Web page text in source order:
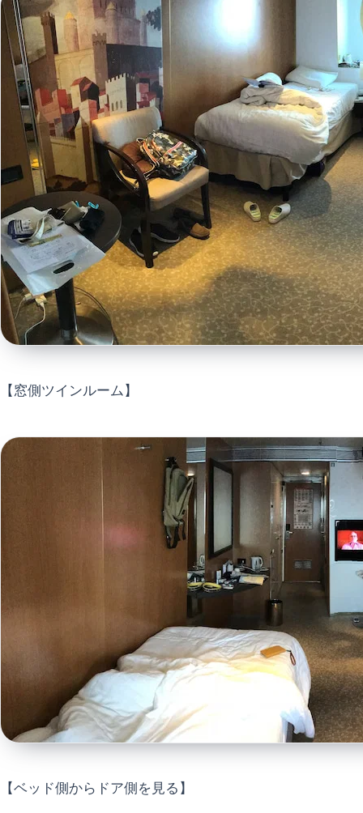
【窓側ツインルーム】
【ベッド側からドア側を見る】